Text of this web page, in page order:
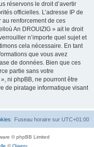
réservons le droit d’avertir
officielles. L’adresse IP de
au renforcement de ces
An DROUIZIG » ait le droit
n’importe quel sujet et
cela nécessaire. En tant
que vous avez
de données. Bien que ces
partie sans votre
ni phpBB, ne pourront être
de piratage informatique visant
Fuseau horaire sur UTC+01:00
© phpBB Limited
©Qiaeru